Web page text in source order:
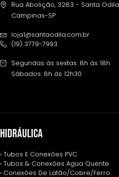
Rua Abolição, 3283 - Santa Odila
Campinas-SP
loja1@santaodila.com.br
(19) 3779-7993
Segundas às sextas: 8h às 18h
Sábados: 8h às 12h30
HIDRÁULICA
› Tubos E Conexões PVC
› Tubos & Conexões Agua Quente
› Conexões De Latão/Cobre/Ferro